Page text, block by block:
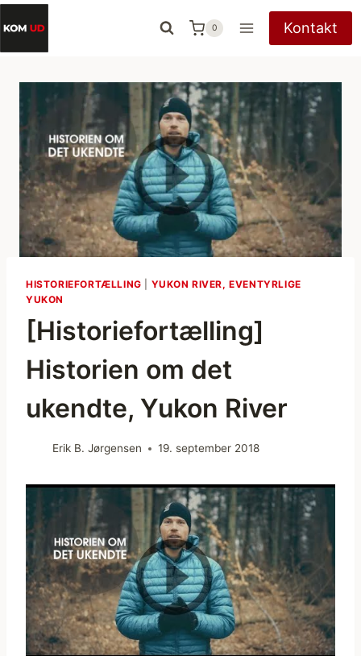
Fortsæt
til
indhold
0 Kontakt
HISTORIEFORTÆLLING
YUKON RIVER, EVENTYRLIGE
YUKON
[Historiefortælling]
Historien om det
ukendte, Yukon River
Erik B. Jørgensen 19. september 2018